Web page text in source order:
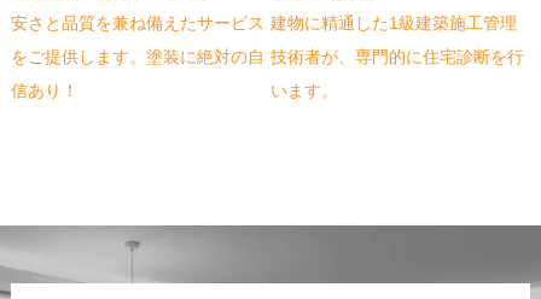
安さと品質を兼ね備えたサービス
をご提供します。塗装に絶対の自
信あり！
建物に精通した1級建築施工管理
技術者が、専門的に住宅診断を行
います。